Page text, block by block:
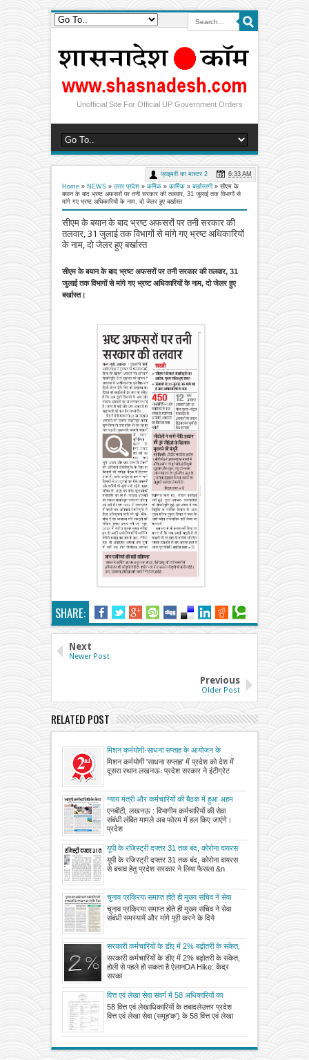
Unofficial Site For Official UP Government Orders
Home » NEWS » उत्तर प्रदेश » कर्मिक » कार्मिक » बर्खास्तगी » सीएम के
बयान के बाद भ्रष्ट अफसरों पर तनी सरकार की तलवार, 31 जुलाई तक विभागों से
मांगे गए भ्रष्ट अधिकारियों के नाम, दो जेलर हुए बर्खास्त
सीएम के बयान के बाद भ्रष्ट अफसरों पर तनी सरकार की
तलवार, 31 जुलाई तक विभागों से मांगे गए भ्रष्ट अधिकारियों
के नाम, दो जेलर हुए बर्खास्त
प्राइमरी का मास्टर 2 6:33 AM
सीएम के बयान के बाद भ्रष्ट अफसरों पर तनी सरकार की तलवार, 31
जुलाई तक विभागों से मांगे गए भ्रष्ट अधिकारियों के नाम, दो जेलर हुए
बर्खास्त।
SHARE:
Next
Newer Post
Previous
Older Post
RELATED POST
मिशन कर्मयोगी-साधना सप्ताह के आयोजन के
अन्तर्गत iGOT पोर्टल पर अपेक्षित कोर्सेस को पूर्ण
करने के संबंध में
मिशन कर्मयोगी 'साधना सप्ताह' में प्रदेश को देश में
दूसरा स्थान लखनऊः प्रदेश सरकार ने इंटीग्रेट
न्याय मंत्री और कर्मचारियों की बैठक में हुआ अहम
फैसला, अब फोरम में हल किए जाएंगे कर्मचारियों के
केस
एनबीटी, लखनऊ : विभागीय कर्मचारियों की सेवा
संबंधी लंबित मामले अब फोरम में हल किए जाएंगे।
प्रदेश
यूपी के रजिस्ट्री दफ्तर 31 तक बंद, कोरोना वायरस
से बचाव हेतु प्रदेश सरकार ने लिया फैसला
यूपी के रजिस्ट्री दफ्तर 31 तक बंद, कोरोना वायरस
से बचाव हेतु प्रदेश सरकार ने लिया फैसला &n
चुनाव प्रक्रिया समाप्त होते ही मुख्य सचिव ने सेवा
संबंधी समस्यायें और मांगे पूरी करने के दिये निर्देश,
विभागाध्यक्ष महीने की पांच तारीख को करें बैठक
चुनाव प्रक्रिया समाप्त होते ही मुख्य सचिव ने सेवा
संबंधी समस्यायें और मांगे पूरी करने के दिये
सरकारी कर्मचारियों के डीए में 2% बढ़ोतरी के संकेत,
होली से पहले हो सकता है ऐलान
सरकारी कर्मचारियों के डीए में 2% बढ़ोतरी के संकेत,
होली से पहले हो सकता है ऐलानDA Hike: केंद्र
सरका
वित्त एवं लेखा सेवा संवर्ग में 58 अधिकारियों का
स्थानांतरण, देखें जारी आदेश सूची
58 वित्त एवं लेखाधिकारियों के तबादलेउत्तर प्रदेश
वित्त एवं लेखा सेवा (समूह'क') के 58 वित्त एवं लेखा